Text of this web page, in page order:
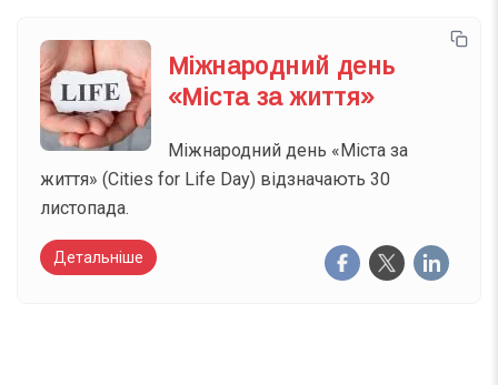
Міжнародний день
«Міста за життя»
Міжнародний день «Міста за
життя» (Cities for Life Day) відзначають 30
листопада.
Детальніше